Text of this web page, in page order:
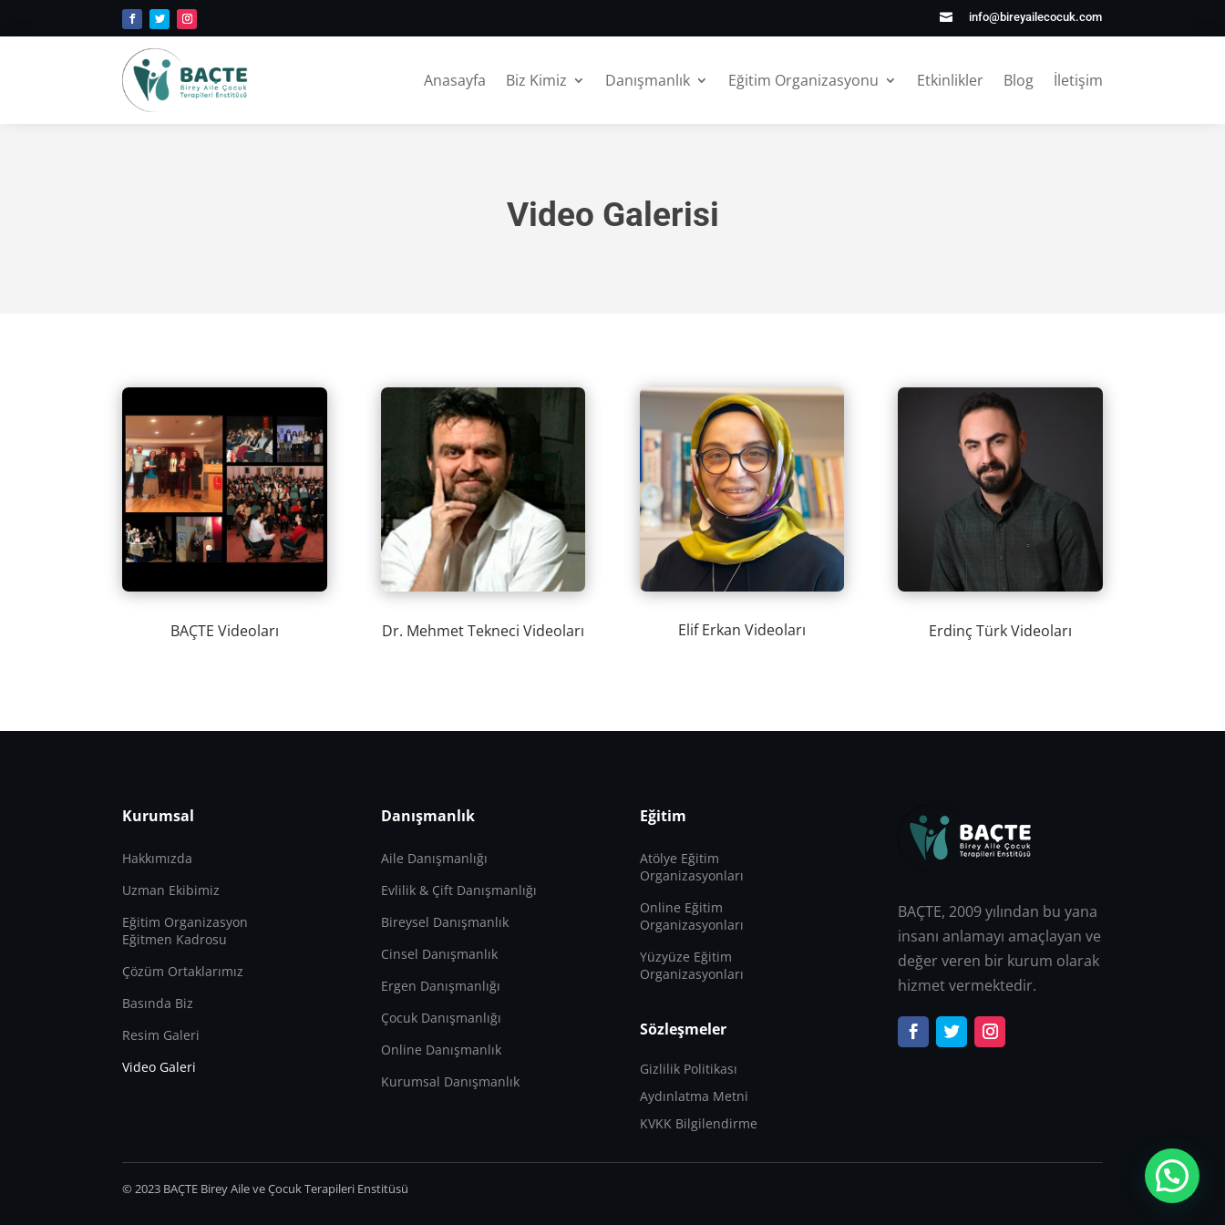
 info@bireyailecocuk.com
Anasayfa Biz Kimiz Danışmanlık Eğitim Organizasyonu Etkinlikler Blog İletişim
Video Galerisi
BAÇTE Videoları Dr. Mehmet Tekneci Videoları Elif Erkan Videoları Erdinç Türk Videoları
Kurumsal
Hakkımızda
Uzman Ekibimiz
Eğitim Organizasyon
Eğitmen Kadrosu
Çözüm Ortaklarımız
Basında Biz
Resim Galeri
Video Galeri
Danışmanlık
Aile Danışmanlığı
Evlilik & Çift Danışmanlığı
Bireysel Danışmanlık
Cinsel Danışmanlık
Ergen Danışmanlığı
Çocuk Danışmanlığı
Online Danışmanlık
Kurumsal Danışmanlık
Eğitim
Atölye Eğitim
Organizasyonları
Online Eğitim
Organizasyonları
Yüzyüze Eğitim
Organizasyonları
Sözleşmeler
Gizlilik Politikası
Aydınlatma Metni
KVKK Bilgilendirme
BAÇTE, 2009 yılından bu yana
insanı anlamayı amaçlayan ve
değer veren bir kurum olarak
hizmet vermektedir.
© 2023 BAÇTE Birey Aile ve Çocuk Terapileri Enstitüsü